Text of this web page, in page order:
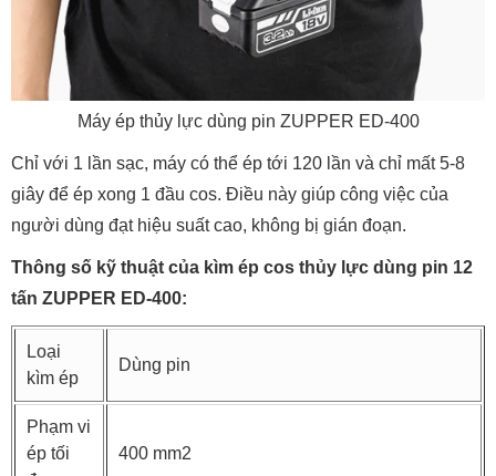
Máy ép thủy lực dùng pin ZUPPER ED-400
Chỉ với 1 lần sạc, máy có thể ép tới 120 lần và chỉ mất 5-8
giây để ép xong 1 đầu cos. Điều này giúp công việc của
người dùng đạt hiệu suất cao, không bị gián đoạn.
Thông số kỹ thuật của kìm ép cos thủy lực dùng pin 12
tấn ZUPPER ED-400:
Loại
kìm ép
Dùng pin
Phạm vi
ép tối
400 mm2